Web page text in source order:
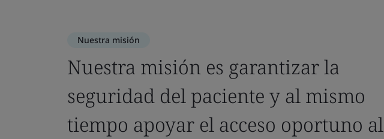
Nuestra misión
Nuestra misión es garantizar la
seguridad del paciente y al mismo
tiempo apoyar el acceso oportuno al